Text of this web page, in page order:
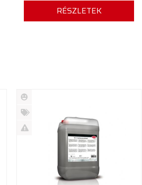
RÉSZLETEK
Új
termék
%